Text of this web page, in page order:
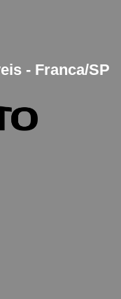
- Franca/SP